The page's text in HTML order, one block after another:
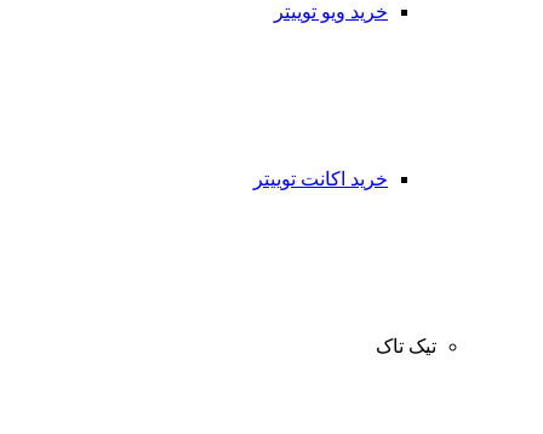
خرید ویو توییتر
خرید اکانت توییتر
تیک تاک